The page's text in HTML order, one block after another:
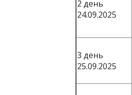
2 день
24.09.2025
3 день
25.09.2025